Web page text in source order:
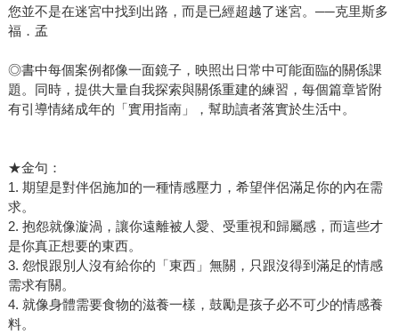
您並不是在迷宮中找到出路，而是已經超越了迷宮。──克里斯多
福．孟
◎書中每個案例都像一面鏡子，映照出日常中可能面臨的關係課
題。同時，提供大量自我探索與關係重建的練習，每個篇章皆附
有引導情緒成年的「實用指南」，幫助讀者落實於生活中。
★金句：
1. 期望是對伴侶施加的一種情感壓力，希望伴侶滿足你的內在需
求。
2. 抱怨就像漩渦，讓你遠離被人愛、受重視和歸屬感，而這些才
是你真正想要的東西。
3. 怨恨跟別人沒有給你的「東西」無關，只跟沒得到滿足的情感
需求有關。
4. 就像身體需要食物的滋養一樣，鼓勵是孩子必不可少的情感養
料。